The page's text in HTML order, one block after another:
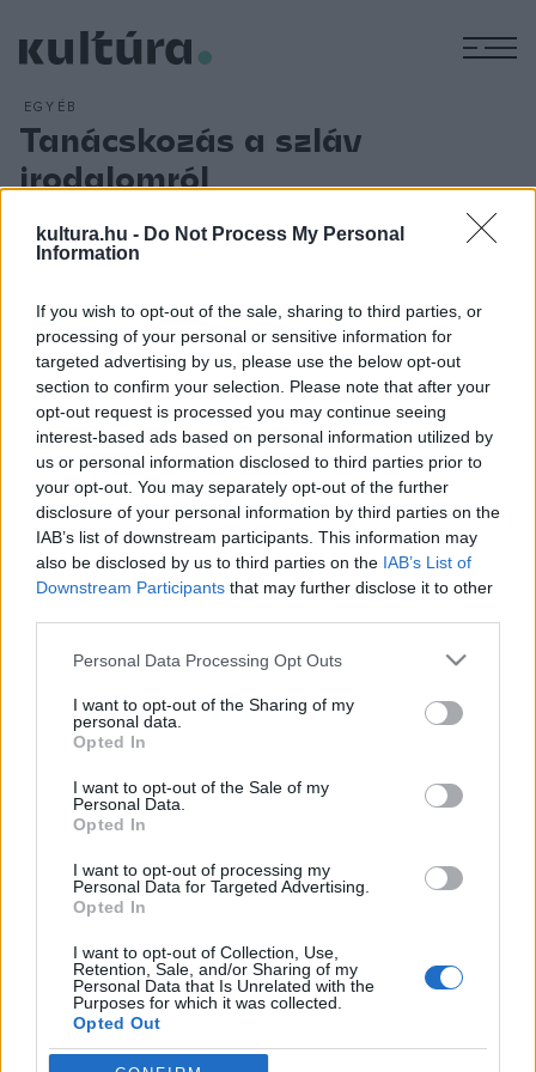
kultura.hu - Do Not Process My Personal
Information
If you wish to opt-out of the sale, sharing to third parties, or
processing of your personal or sensitive information for
targeted advertising by us, please use the below opt-out
section to confirm your selection. Please note that after your
opt-out request is processed you may continue seeing
interest-based ads based on personal information utilized by
us or personal information disclosed to third parties prior to
your opt-out. You may separately opt-out of the further
disclosure of your personal information by third parties on the
IAB’s list of downstream participants. This information may
also be disclosed by us to third parties on the IAB’s List of
Downstream Participants that may further disclose it to other
Please note that this website/app uses one or more Google
not limited to your visit or usage behaviour. You may click to
grant or deny consent to Google and its third-party tags to
use your data for below specified purposes in below Google
consent section.
Personal Data Processing Opt Outs
I want to opt-out of the Sharing of my
personal data.
Opted In
I want to opt-out of the Sale of my
Personal Data.
Opted In
I want to opt-out of processing my
Personal Data for Targeted Advertising.
Opted In
I want to opt-out of Collection, Use,
Retention, Sale, and/or Sharing of my
Personal Data that Is Unrelated with the
Purposes for which it was collected.
Opted Out
EGYÉB
Tanácskozás a szláv
irodalomról
Több a szláv nyelvekről fordított irodalom a magyar
kulturális folyóiratokban, mint könyvalakban - ennek okairól a
pénteken az Országos Idegennyelvű Könyvtárban (OIK) A
Szláv TeXtus szerkesztősége a tavaly megjelent, szláv
szerzőktől magyarul kiadott könyvek listája alapján
készítette el a 2012-ben a kulturális folyóiratokban
megjelent szláv műfordítások és szláv témájú tanulmányok
listáját.
MEGOSZTÁS
NÉPI